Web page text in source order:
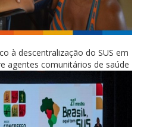
à descentralização do SUS em
agentes comunitários de saúde